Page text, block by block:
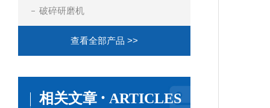
破碎研磨机
查看全部产品 >>
相关文章 · ARTICLES